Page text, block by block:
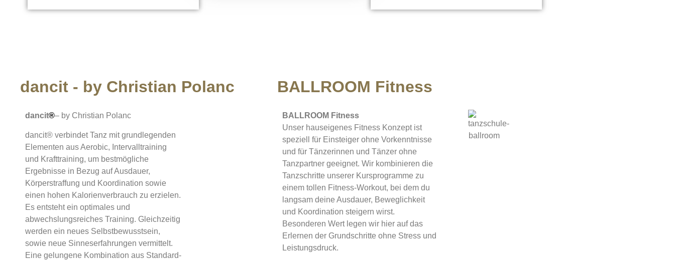
dancit - by Christian Polanc
dancit®– by Christian Polanc
dancit® verbindet Tanz mit grundlegenden
Elementen aus Aerobic, Intervalltraining
und Krafttraining, um bestmögliche
Ergebnisse in Bezug auf Ausdauer,
Körperstraffung und Koordination sowie
einen hohen Kalorienverbrauch zu erzielen.
Es entsteht ein optimales und
abwechslungsreiches Training. Gleichzeitig
werden ein neues Selbstbewusstsein,
sowie neue Sinneserfahrungen vermittelt.
Eine gelungene Kombination aus Standard-
BALLROOM Fitness
BALLROOM Fitness
Unser hauseigenes Fitness Konzept ist
speziell für Einsteiger ohne Vorkenntnisse
und für Tänzerinnen und Tänzer ohne
Tanzpartner geeignet. Wir kombinieren die
Tanzschritte unserer Kursprogramme zu
einem tollen Fitness-Workout, bei dem du
langsam deine Ausdauer, Beweglichkeit
und Koordination steigern wirst.
Besonderen Wert legen wir hier auf das
Erlernen der Grundschritte ohne Stress und
Leistungsdruck.